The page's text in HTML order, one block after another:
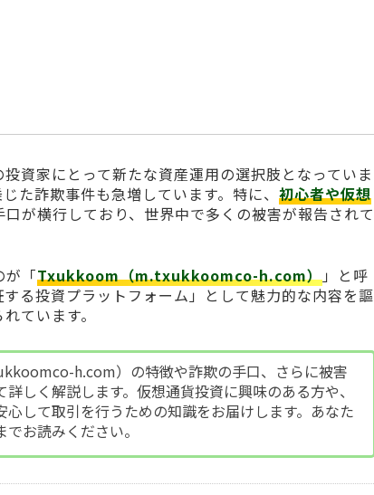
資家にとって新たな資産運用の選択肢となっていま
た詐欺事件も急増しています。特に、 初心者や仮想
口が横行しており、世界中で多くの被害が報告されて
が「Txukkoom（m.txukkoomco-h.com）」と呼
る投資プラットフォーム」として魅力的な内容を謳
ています。
h.com）の特徴や詐欺の手口、さらに被害
しく解説します。仮想通貨投資に興味のある方や、
して取引を行うための知識をお届けします。あなた
お読みください。